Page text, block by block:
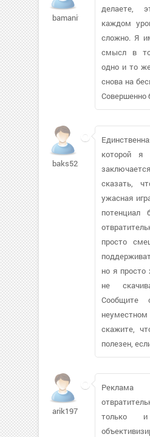
bamanitoba124
делаете,
каждом
сложно. Я
смысл в
одно и то
снова на
Совершенно
baks52355
которой я
сказать,
ужасная
потенциал
просто
но я просто
не
скажите,
полезен,
arik197171249 только